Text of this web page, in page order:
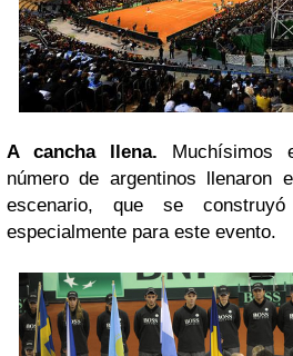
A cancha llena. Muchísimos
número de argentinos llenaron
escenario, que se
especialmente para este evento.